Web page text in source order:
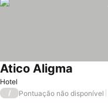
Hotel
Atico Aligma
/ Pontuação não disponível